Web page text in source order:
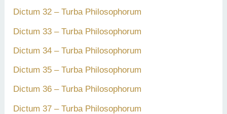
Dictum 32 – Turba Philosophorum
Dictum 33 – Turba Philosophorum
Dictum 34 – Turba Philosophorum
Dictum 35 – Turba Philosophorum
Dictum 36 – Turba Philosophorum
Dictum 37 – Turba Philosophorum